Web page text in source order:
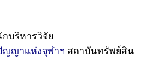
กบริหารวิจัย
ญญาแห่งจุฬาฯ สถาบันทรัพย์สิน